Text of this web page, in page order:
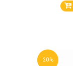
20 %